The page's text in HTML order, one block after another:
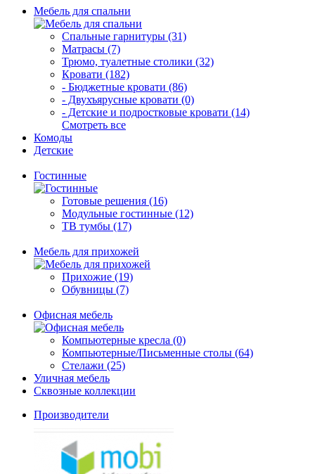
Мебель для спальни
Спальные гарнитуры (31)
Матрасы (7)
Трюмо, туалетные столики (32)
Кровати (182)
- Бюджетные кровати (86)
- Двухъярусные кровати (0)
- Детские и подростковые кровати (14)
Смотреть все
Комоды
Детские
Гостинные
Готовые решения (16)
Модульные гостинные (12)
ТВ тумбы (17)
Мебель для прихожей
Прихожие (19)
Обувницы (7)
Офисная мебель
Компьютерные кресла (0)
Компьютерные/Письменные столы (64)
Стелажи (25)
Уличная мебель
Сквозные коллекции
Производители